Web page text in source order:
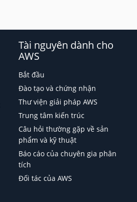
Tài nguyên dành cho
AWS
Bắt đầu
Đào tạo và chứng nhận
Thư viện giải pháp AWS
Trung tâm kiến trúc
Câu hỏi thường gặp về sản
phẩm và kỹ thuật
Báo cáo của chuyên gia phân
tích
Đối tác của AWS